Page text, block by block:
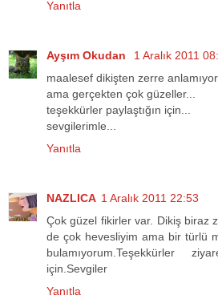
Yanıtla
Ayşım Okudan
1 Aralık 2011
maalesef dikişten zerre
ama gerçekten çok güzeller...
teşekkürler paylaştığın için...
sevgilerimle...
Yanıtla
NAZLICA 1 Aralık 2011 22:53
Çok güzel fikirler var. Dikiş biraz
de çok hevesliyim ama bir türlü
bulamıyorum.Teşekkürler
için.Sevgiler
Yanıtla